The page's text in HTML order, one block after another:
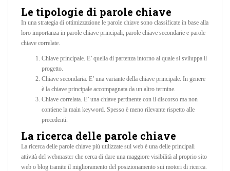
Le tipologie di parole chiave
In una strategia di ottimizzazione le parole chiave sono classificate in base alla
loro importanza in parole chiave principali, parole chiave secondarie e parole
chiave correlate.
Chiave principale. E’ quella di partenza intorno al quale si sviluppa il
progetto.
Chiave secondaria. E’ una variante della chiave principale. In genere
è la chiave principale accompagnata da un altro termine.
Chiave correlata. E’ una chiave pertinente con il discorso ma non
contiene la main keyword. Spesso è meno rilevante rispetto alle
precedenti.
La ricerca delle parole chiave
La ricerca delle parole chiave più utilizzate sul web è una delle principali
attività del webmaster che cerca di dare una maggiore visibilità al proprio sito
web o blog tramite il miglioramento del posizionamento sui motori di ricerca.